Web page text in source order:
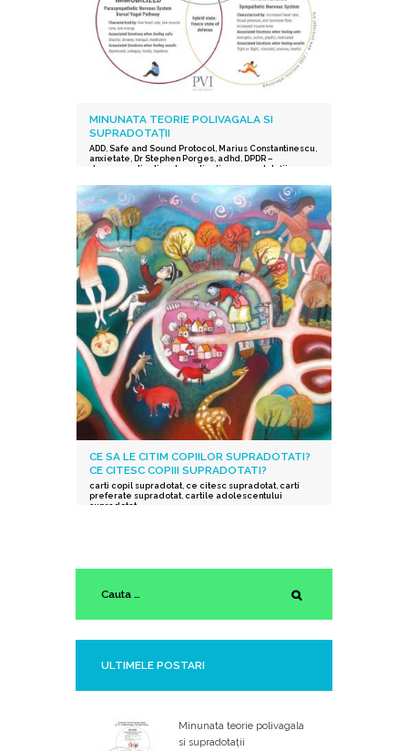
MINUNATA TEORIE POLIVAGALA SI
SUPRADOTAȚII
ADD, Safe and Sound Protocol Marius Constantinescu
anxietate Dr Stephen Porges, adhd DPDR –
depersonalization derealization
supradotații.
supraexcitabilitate supradotati,Protocolul Safe and
Sound
,procesarea senzorială și auditorie
supradotati,Editura Herald,teoria polivagala,
Vindecare in ritmul tau,TSA
CE SA LE CITIM COPIILOR SUPRADOTATI?
CE CITESC COPIII SUPRADOTATI?
carti copil supradotat, ce citesc supradotat, carti
preferate supradotat, cartile adolescentului
supradotat
ULTIMELE POSTARI
Minunata teorie polivagala
si supradotații